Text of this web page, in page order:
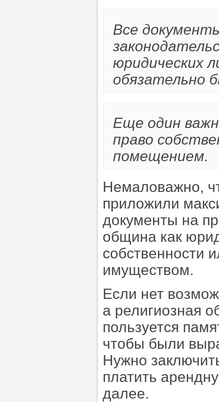
Все
юридических
обязательно
Еще один
право
помещением.
Немаловажно,
приложили
документы на
община как
собственности
имуществом.
Если нет
а религиозная
пользуется
чтобы были
Нужно
платить
далее.